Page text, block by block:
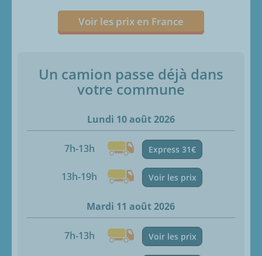
Voir les prix en France
Un camion passe déjà dans
votre commune
Lundi 10 août 2026
7h-13h Express 31€
13h-19h Voir les prix
Mardi 11 août 2026
7h-13h Voir les prix